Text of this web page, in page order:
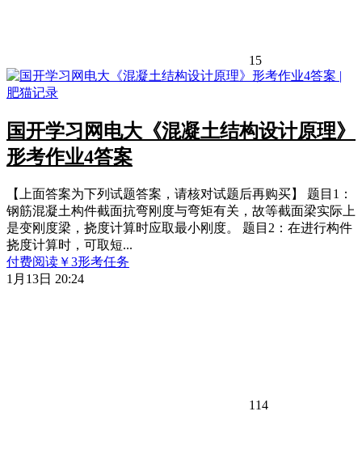
15
国开学习网电大《混凝土结构设计原理》
形考作业4答案
【上面答案为下列试题答案，请核对试题后再购买】 题目1：
钢筋混凝土构件截面抗弯刚度与弯矩有关，故等截面梁实际上
是变刚度梁，挠度计算时应取最小刚度。 题目2：在进行构件
挠度计算时，可取短...
付费阅读 ￥3形考任务
1月13日 20:24
114